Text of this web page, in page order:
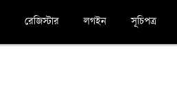
সূচিপত্র
লগইন
রেজিস্টার